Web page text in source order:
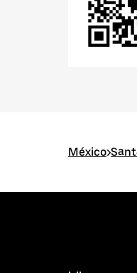
México>